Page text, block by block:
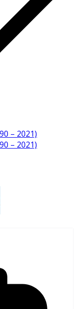
– 2021)
– 2021)